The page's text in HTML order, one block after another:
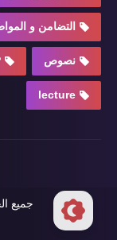
التضامن و
نصوص
lecture
جميع